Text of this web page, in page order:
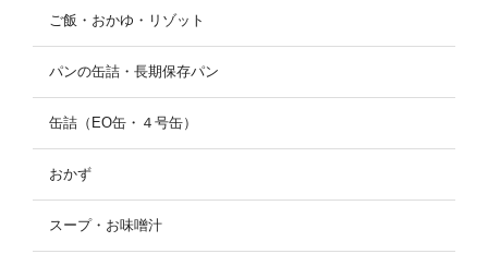
ご飯・おかゆ・リゾット
パンの缶詰・長期保存パン
缶詰（EO缶・４号缶）
おかず
スープ・お味噌汁